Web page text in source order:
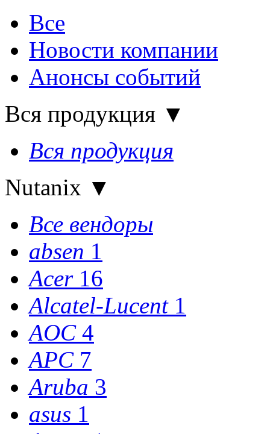
Все
Новости компании
Анонсы событий
Вся продукция ▼
Вся продукция
Nutanix ▼
Все вендоры
absen 1
Acer 16
Alcatel-Lucent 1
AOC 4
APC 7
Aruba 3
asus 1